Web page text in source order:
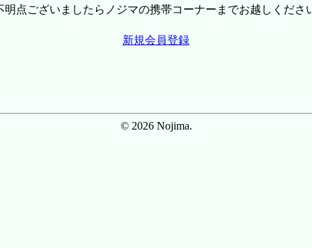
点ございましたらノジマの携帯コーナーまでお越しくださ
新規会員登録
© 2026 Nojima.